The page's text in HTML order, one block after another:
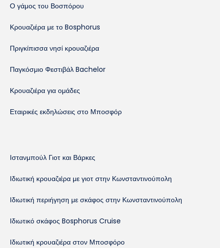
Ο γάμος του Βοσπόρου
Κρουαζιέρα με το Bosphorus
Πριγκίπισσα νησί κρουαζιέρα
Παγκόσμιο Φεστιβάλ Bachelor
Κρουαζιέρα για ομάδες
Εταιρικές εκδηλώσεις στο Μποσφόρ
Ιστανμπούλ Γιοτ και Βάρκες
Ιδιωτική κρουαζιέρα με γιοτ στην Κωνσταντινούπολη
Ιδιωτική περιήγηση με σκάφος στην Κωνσταντινούπολη
Ιδιωτικό σκάφος Bosphorus Cruise
Ιδιωτική κρουαζιέρα στον Μποσφόρο